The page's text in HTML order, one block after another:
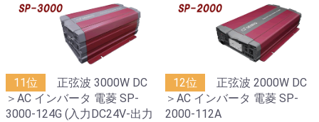
11位
正弦波 3000W DC
＞AC インバータ 電菱 SP-
3000-124G (入力DC24V-出力
12位
正弦波 2000W DC
＞AC インバータ 電菱 SP-
2000-112A